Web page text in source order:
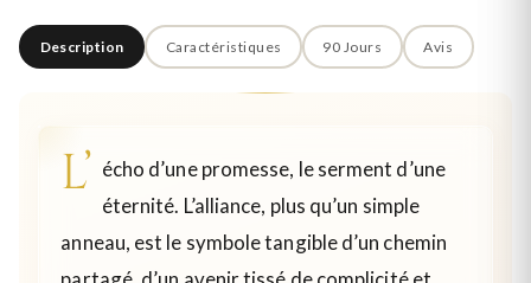
Description Caractéristiques 90 Jours Avis
L’ écho d’une promesse, le serment d’une
éternité. L’alliance, plus qu’un simple
anneau, est le symbole tangible d’un chemin